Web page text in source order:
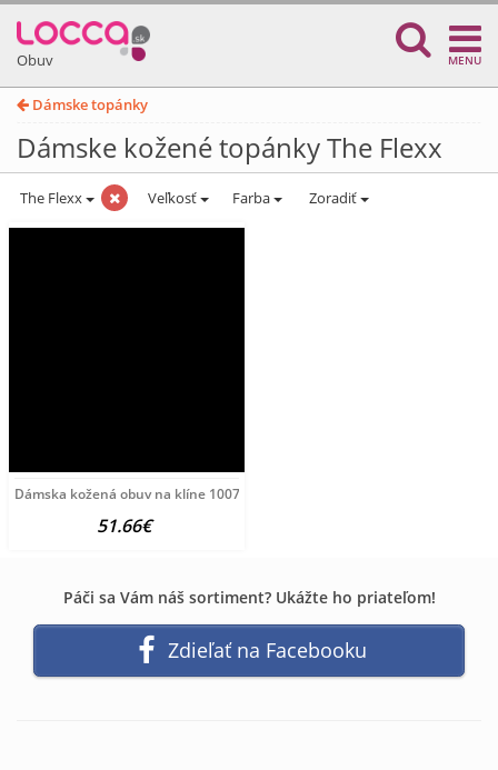
Obuv MENU
Dámske topánky
Dámske kožené topánky The Flexx
The Flexx Veľkosť Farba Zoradiť
Dámska kožená obuv na klíne 1007 The Flexx Čierna 39
51.66€
Páči sa Vám náš sortiment? Ukážte ho priateľom!
Zdieľať na Facebooku